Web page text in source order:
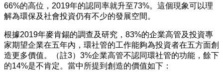
66%的高位，2019年的認同率就升至73%。這個現象可以理
解為環保及社會投資仍有不少的發展空間。
根據2019年麥肯錫的調查及研究，83%的企業高管及投資專
家期望企業在五年內，環社管的工作能夠為投資者在五方面創
造更多價值。（註3）3%企業高管不認同環社管的功能，餘下
的14%是不肯定。當中所提到創造的價值如下：